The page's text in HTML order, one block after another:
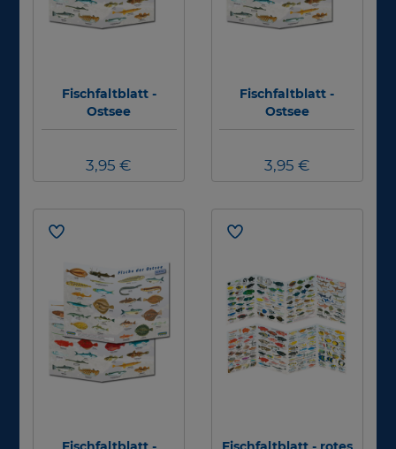
Fischfaltblatt -
Ostsee
3,95 €
Fischfaltblatt -
Ostsee
3,95 €